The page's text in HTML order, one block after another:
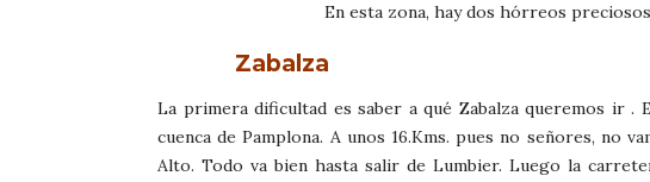
En esta zona, hay dos hórreos
Zabalza
La primera dificultad es saber a qué Zabalza queremos ir .
cuenca de Pamplona. A unos 16.Kms. pues no señores, no
Alto. Todo va bien hasta salir de Lumbier. Luego la